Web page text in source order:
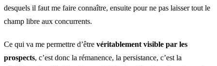
desquels il faut me faire connaître, ensuite pour ne pas laisser tout le
champ libre aux concurrents.
Ce qui va me permettre d’être véritablement visible par les
prospects, c’est donc la rémanence, la persistance, c’est la